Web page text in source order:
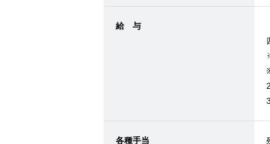
給 与
各種手当